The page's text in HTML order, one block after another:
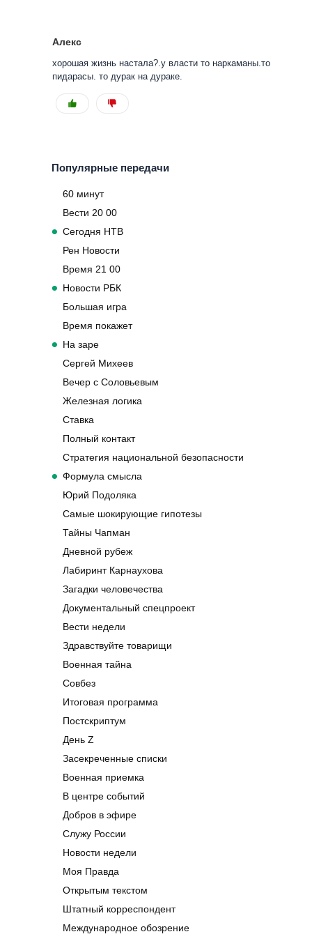
Алекс
хорошая жизнь настала?.у власти то наркаманы.то
пидарасы. то дурак на дураке.
Популярные передачи
60 минут
Вести 20 00
Сегодня НТВ
Рен Новости
Время 21 00
Новости РБК
Большая игра
Время покажет
На заре
Сергей Михеев
Вечер с Соловьевым
Железная логика
Ставка
Полный контакт
Стратегия национальной безопасности
Формула смысла
Юрий Подоляка
Самые шокирующие гипотезы
Тайны Чапман
Дневной рубеж
Лабиринт Карнаухова
Загадки человечества
Документальный спецпроект
Вести недели
Здравствуйте товарищи
Военная тайна
Совбез
Итоговая программа
Постскриптум
День Z
Засекреченные списки
Военная приемка
В центре событий
Добров в эфире
Служу России
Новости недели
Моя Правда
Открытым текстом
Штатный корреспондент
Международное обозрение